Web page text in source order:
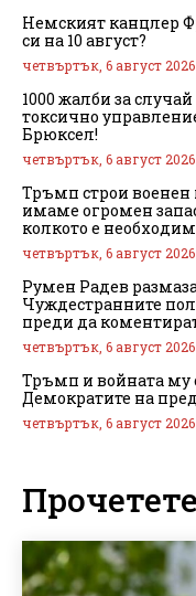
Немският канцлер
си на 10 август?
четвъртък, 6 август 2026
1000 жалби за
токсично
Брюксел!
четвъртък, 6 август 2026
Тръмп строи
имаме огромен
колкото е
четвъртък, 6 август 2026
Румен Радев
Чуждестранните
преди да
четвъртък, 6 август 2026
Тръмп и войната му
Демократите на
четвъртък, 6 август 2026